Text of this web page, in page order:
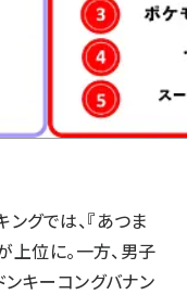
グでは、『あつま
上位に。一方、男子
ンキーコングバナン